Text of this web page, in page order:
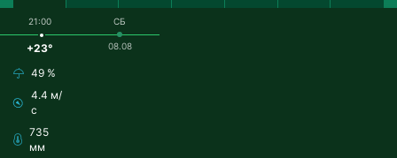
21:00
+23°
49 %
4.4 м/
с
735
мм
СБ
08.08